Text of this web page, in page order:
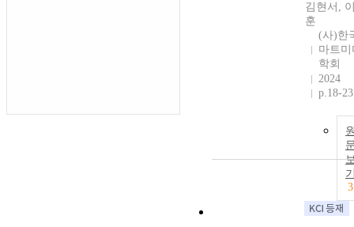
김현서,
훈
(사)한
마트
학회
2024
p.18-23
3